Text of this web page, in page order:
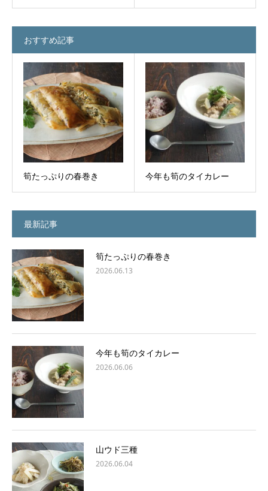
おすすめ記事
筍たっぷりの春巻き 今年も筍のタイカレー
最新記事
筍たっぷりの春巻き
2026.06.13
今年も筍のタイカレー
2026.06.06
山ウド三種
2026.06.04